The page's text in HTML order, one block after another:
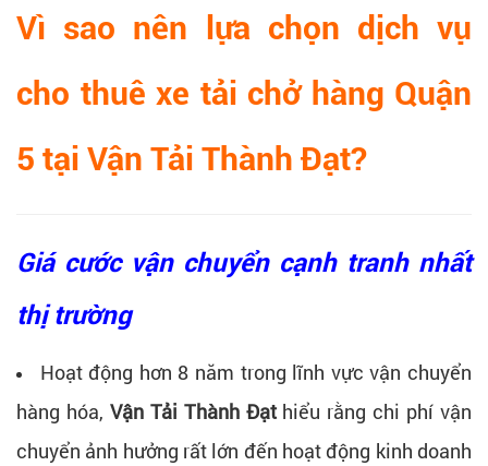
Vì sao nên lựa chọn dịch vụ
cho thuê xe tải chở hàng Quận
5 tại Vận Tải Thành Đạt?
Giá cước vận chuyển cạnh tranh nhất
thị trường
Hoạt động hơn 8 năm trong lĩnh vực vận chuyển
hàng hóa, Vận Tải Thành Đạthiểu rằng chi phí vận
chuyển ảnh hưởng rất lớn đến hoạt động kinh doanh